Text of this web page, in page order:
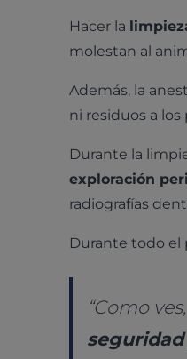
Hacer la
molestan al
Además, la
ni residuos a
Durante la
exploración
radiografías
Durante todo el
“Como